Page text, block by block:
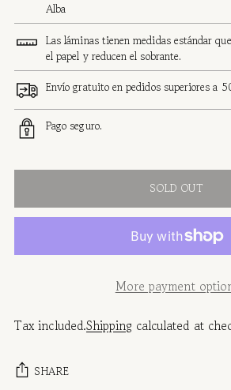
Alba
Las láminas tienen medidas estándar
el papel y reducen el sobrante.
Envío gratuito en pedidos superiores a
Pago seguro.
SOLD OUT
More payment
Tax included.Shipping calculated at
SHARE